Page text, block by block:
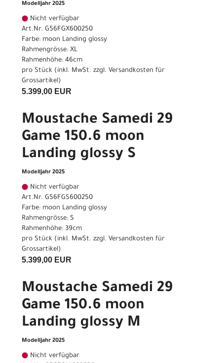
Modelljahr 2025
Nicht verfügbar
Art.Nr. G56FGX600250
Farbe: moon Landing glossy
Rahmengrösse: XL
Rahmenhöhe: 46cm
pro Stück (inkl. MwSt. zzgl. Versandkosten für
Grossartikel)
5.399,00 EUR
Moustache Samedi 29
Game 150.6 moon
Landing glossy S
Modelljahr 2025
Nicht verfügbar
Art.Nr. G56FGS600250
Farbe: moon Landing glossy
Rahmengrösse: S
Rahmenhöhe: 39cm
pro Stück (inkl. MwSt. zzgl. Versandkosten für
Grossartikel)
5.399,00 EUR
Moustache Samedi 29
Game 150.6 moon
Landing glossy M
Modelljahr 2025
Nicht verfügbar